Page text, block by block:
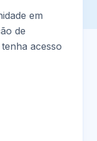
em
de
acesso